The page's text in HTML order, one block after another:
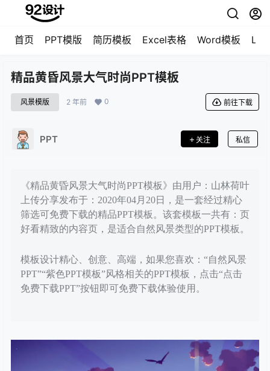
首页 PPT模版 简历模板 Excel表格 Word模板
精品黄昏风景大气时尚PPT模板
风景模版 2 年前 0 前往下载
PPT 关注 私信
《精品黄昏风景大气时尚PPT模板》由用户：山林荷叶
上传分享发布于：2020年04月20日，是一套经过精心
筛选可免费下载的精品PPT模板。该套模板一共有：页
好看精致的内容页，是适合自然风景类型的PPT模板。
模板设计精心、创意、高端，如果您喜欢：“自然风景
PPT”“紫色PPT模板”风格相关的PPT模板，点击“点击
免费下载PPT”按钮即可免费下载体验使用。